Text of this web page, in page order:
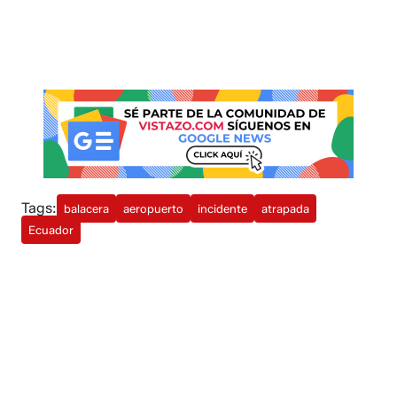
Tags: balacera aeropuerto incidente
atrapada
Ecuador